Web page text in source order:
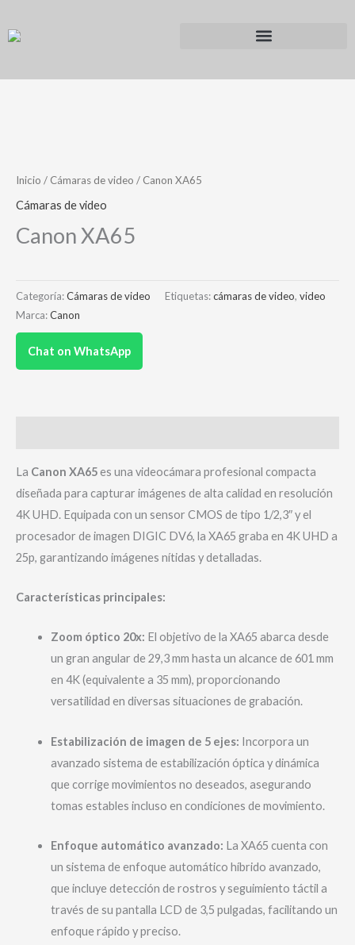
Inicio / Cámaras de video / Canon XA65
Cámaras de video
Canon XA65
Categoría:Cámaras de video Etiquetas:cámaras de video, video
Marca:Canon
Chat on WhatsApp
La Canon XA65es una videocámara profesional compacta
diseñada para capturar imágenes de alta calidad en resolución
4K UHD. Equipada con un sensor CMOS de tipo 1/2,3″ y el
procesador de imagen DIGIC DV6, la XA65 graba en 4K UHD a
25p, garantizando imágenes nítidas y detalladas.
Características principales:
Zoom óptico 20x: El objetivo de la XA65 abarca desde
un gran angular de 29,3 mm hasta un alcance de 601 mm
en 4K (equivalente a 35 mm), proporcionando
versatilidad en diversas situaciones de grabación.
Estabilización de imagen de 5 ejes: Incorpora un
avanzado sistema de estabilización óptica y dinámica
que corrige movimientos no deseados, asegurando
tomas estables incluso en condiciones de movimiento.
Enfoque automático avanzado: La XA65 cuenta con
un sistema de enfoque automático híbrido avanzado,
que incluye detección de rostros y seguimiento táctil a
través de su pantalla LCD de 3,5 pulgadas, facilitando un
enfoque rápido y preciso.